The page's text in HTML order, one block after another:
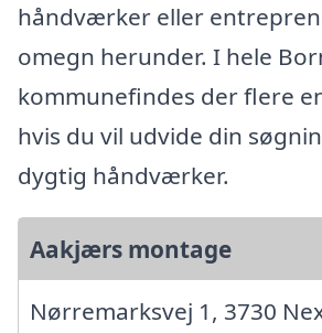
håndværker eller
omegn herunder. I hele
kommunefindes der flere
hvis du vil udvide din
dygtig håndværker.
Aakjærs montage
Nørremarksvej 1, 3730